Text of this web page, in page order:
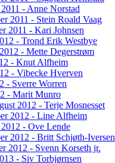
- Anne Norstad
2011 - Stein Roald Vaag
2011 - Kari Johnsen
- Trond Erik Westbye
- Mette Degerstrøm
- Knut Alfheim
- Vibecke Hverven
- Sverre Worren
- Marit Munro
2012 - Terje Mosnesset
2012 - Line Alfheim
- Ove Lende
2012 - Britt Schjøth-Iversen
2012 - Svenn Korseth jr.
- Siv Torbjørnsen